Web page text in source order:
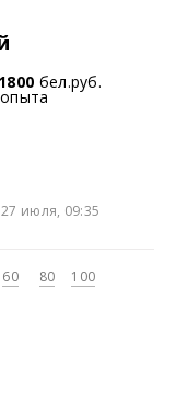
1800 бел.руб.
июля, 09:35
60 80 100